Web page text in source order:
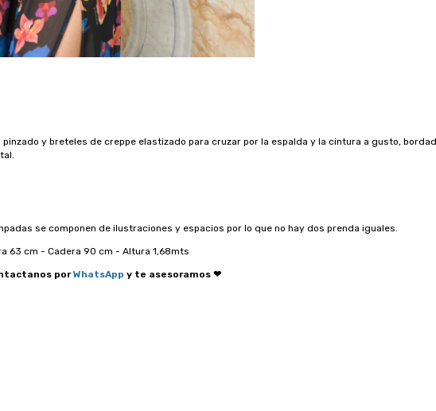
y breteles de creppe elastizado para cruzar por la espalda y la cintura a gusto,
se componen de ilustraciones y espacios por lo que no hay dos prenda iguales.
63 cm - Cadera 90 cm - Altura 1,68mts
porWhatsApp y te asesoramos ❤